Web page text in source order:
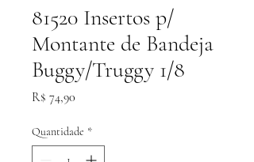
81520 Insertos p/
Montante de Bandeja
Buggy/Truggy 1/8
R$ 74,90
Quantidade *